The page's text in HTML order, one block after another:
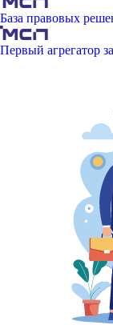
База правовых
Первый агрегатор